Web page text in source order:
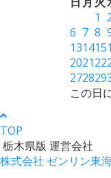
1
6 7 8
131415
202122
272829
この日
TOP
栃木県版 運営会社
株式会社 ゼンリン東